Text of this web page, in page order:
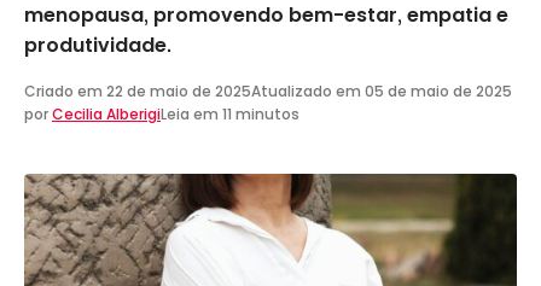
menopausa, promovendo bem-estar, empatia e
produtividade.
Criado em 22 de maio de 2025Atualizado em 05 de maio de 2025
porCecilia AlberigiLeia em 11 minutos